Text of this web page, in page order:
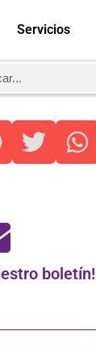
Servicios
boletín!